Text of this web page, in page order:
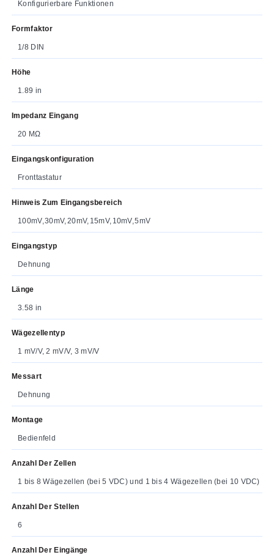
Konfigurierbare Funktionen
Formfaktor
1/8 DIN
Höhe
1.89 in
Impedanz Eingang
20 MΩ
Eingangskonfiguration
Fronttastatur
Hinweis Zum Eingangsbereich
100mV, 30mV, 20mV, 15mV, 10mV, 5mV
Eingangstyp
Dehnung
Länge
3.58 in
Wägezellentyp
1 mV/V, 2 mV/V, 3 mV/V
Messart
Dehnung
Montage
Bedienfeld
Anzahl Der Zellen
1 bis 8 Wägezellen (bei 5 VDC) und 1 bis 4 Wägezellen (bei 10 VDC)
Anzahl Der Stellen
6
Anzahl Der Eingänge